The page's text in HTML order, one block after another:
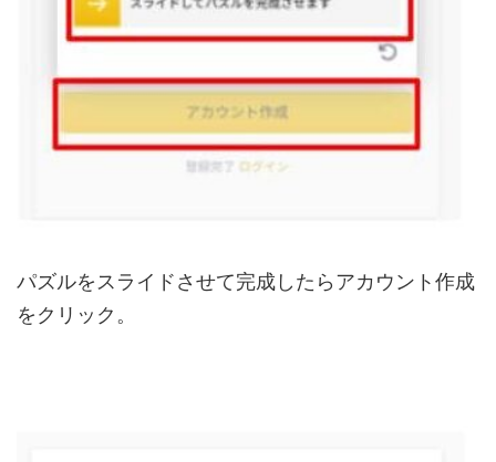
パズルをスライドさせて完成したらアカウント作成
をクリック。